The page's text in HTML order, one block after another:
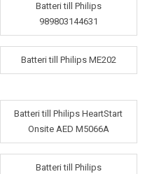
Batteri till Philips
989803144631
Batteri till Philips ME202
Batteri till Philips HeartStart
Onsite AED M5066A
Batteri till Philips